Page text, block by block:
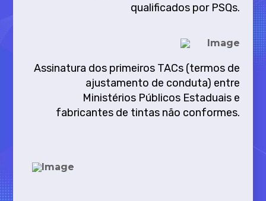
qualificados por PSQs.
Assinatura dos primeiros TACs (termos de
ajustamento de conduta) entre
Ministérios Públicos Estaduais e
fabricantes de tintas não conformes.